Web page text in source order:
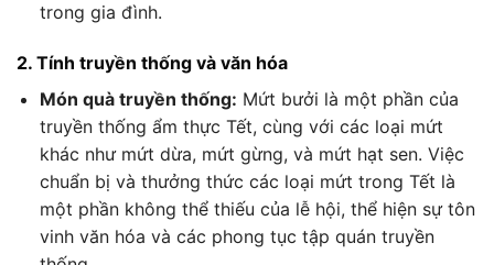
trong gia đình.
2. Tính truyền thống và văn hóa
Món quà truyền thống: Mứt bưởi là một phần của
truyền thống ẩm thực Tết, cùng với các loại mứt
khác như mứt dừa, mứt gừng, và mứt hạt sen. Việc
chuẩn bị và thưởng thức các loại mứt trong Tết là
một phần không thể thiếu của lễ hội, thể hiện sự tôn
vinh văn hóa và các phong tục tập quán truyền